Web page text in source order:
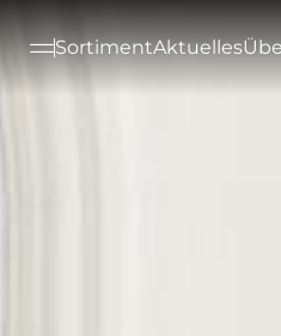
SortimentAktuelles